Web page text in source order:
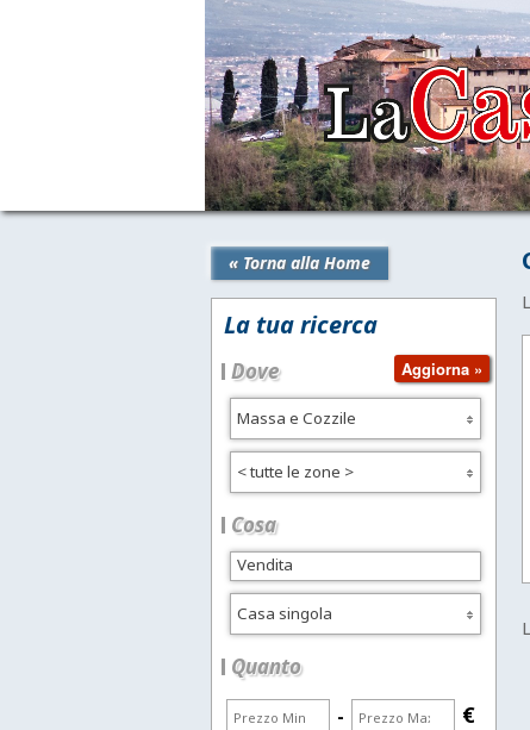
« Torna alla Home
La tua ricerca
Dove
Massa e Cozzile
< tutte le zone >
Cosa
Casa singola
Quanto
- €